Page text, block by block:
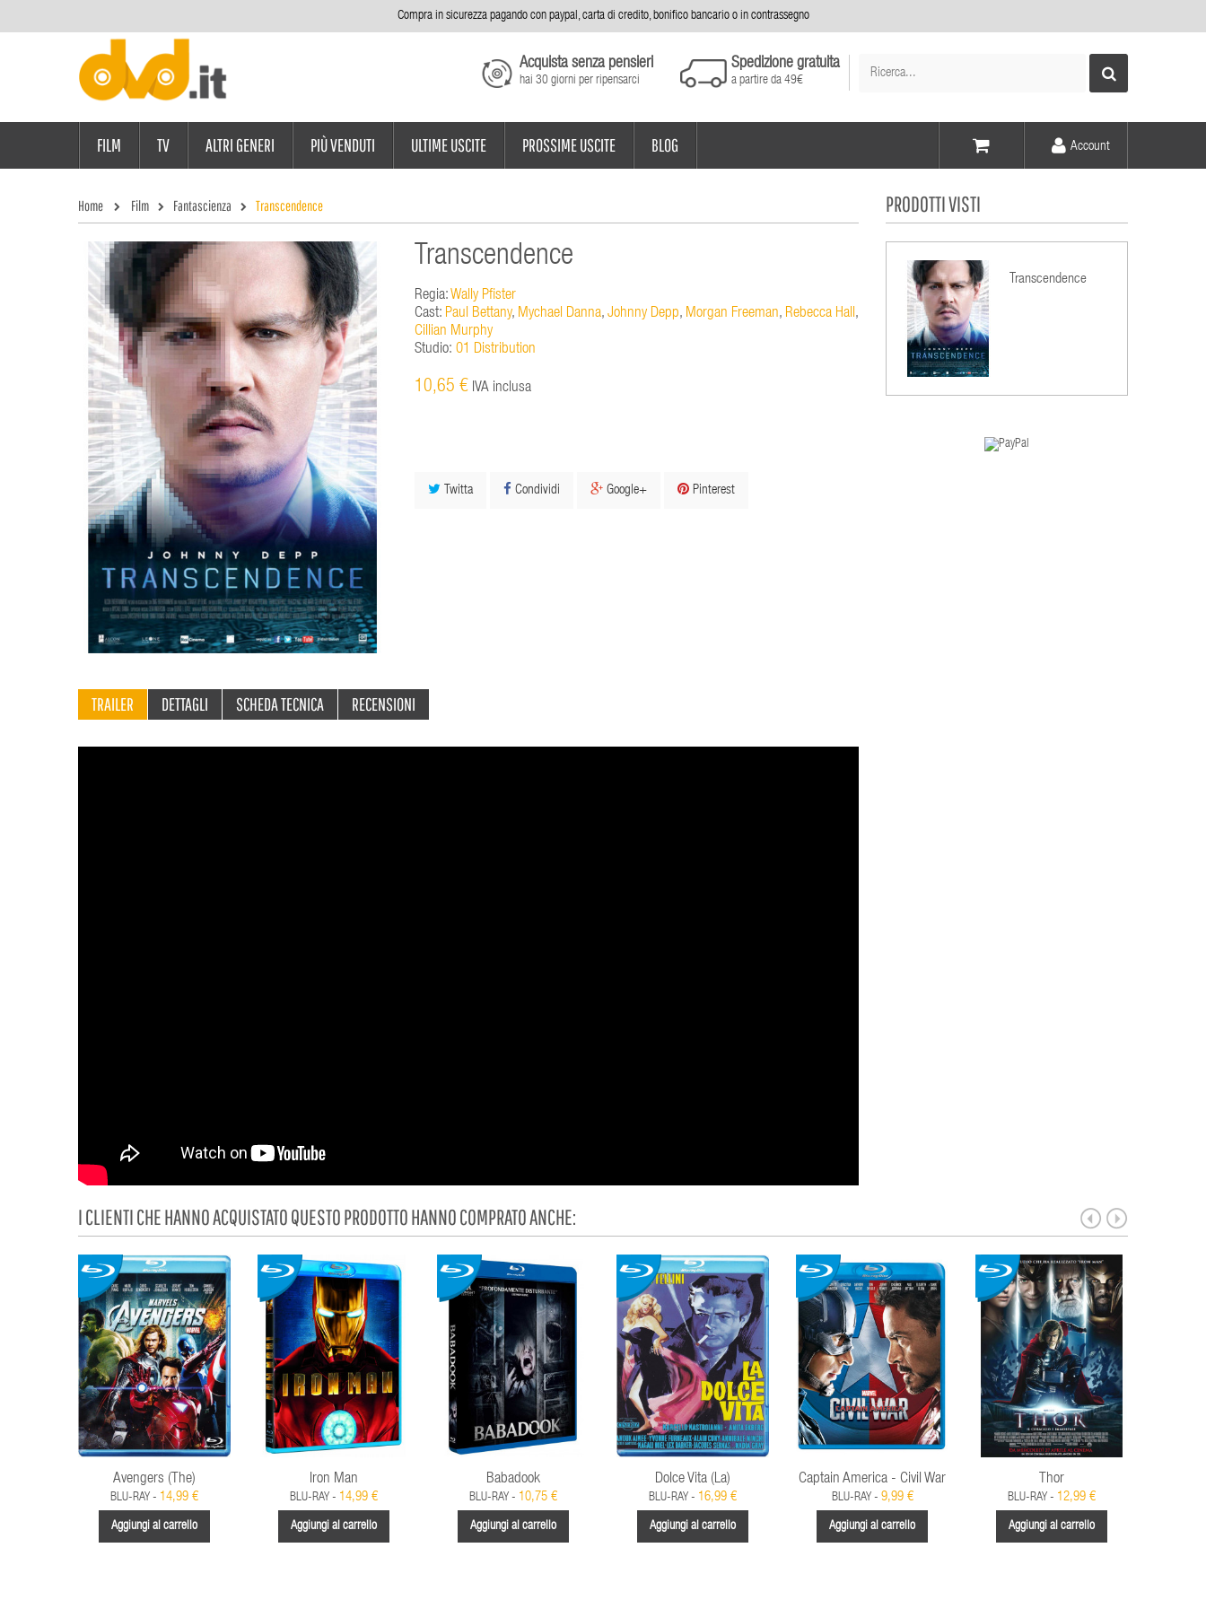
Compra in sicurezza pagando con paypal, carta di credito, bonifico bancario o in contrassegno
Elementi -
Acquista senza pensieri
hai 30 giorni per ripensarci
Spedizione gratuita
a partire da 49€
Account
FILM TV ALTRI GENERI PIÙ VENDUTI ULTIME USCITE PROSSIME USCITE BLOG
Home Film Fantascienza Transcendence
Transcendence
Regia:Wally Pfister
Cast: Paul Bettany, Mychael Danna, Johnny Depp, Morgan Freeman, Rebecca Hall,
Cillian Murphy
Studio: 01 Distribution
10,65 € IVA inclusa
Twitta Condividi Google+ Pinterest
TRAILER DETTAGLI SCHEDA TECNICA RECENSIONI
PRODOTTI VISTI
Transcendence
I CLIENTI CHE HANNO ACQUISTATO QUESTO PRODOTTO HANNO COMPRATO ANCHE:
Avengers (The)
BLU-RAY - 14,99 €
Aggiungi al carrello
Iron Man
BLU-RAY - 14,99 €
Aggiungi al carrello
Babadook
BLU-RAY - 10,75 €
Aggiungi al carrello
Dolce Vita (La)
BLU-RAY - 16,99 €
Aggiungi al carrello
Captain America - Civil War
BLU-RAY - 9,99 €
Aggiungi al carrello
Thor
BLU-RAY - 12,99 €
Aggiungi al carrello